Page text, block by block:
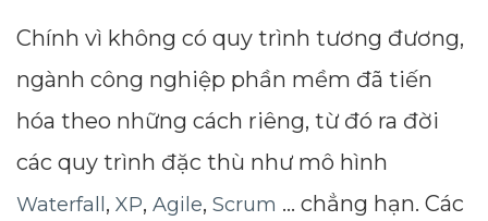
Chính vì không có quy trình tương đương,
ngành công nghiệp phần mềm đã tiến
hóa theo những cách riêng, từ đó ra đời
các quy trình đặc thù như mô hình
Waterfall , XP, Agile, Scrum ... chẳng hạn. Các